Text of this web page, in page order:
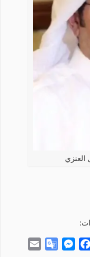
M
G